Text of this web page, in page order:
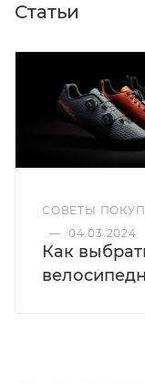
Статьи
СОВЕТЫ
— 04.03.2024
Как